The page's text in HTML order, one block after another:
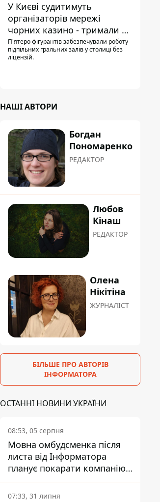
У Києві судитимуть
організаторів мережі
чорних казино - тримали 39
закладів
П'ятеро фігурантів забезпечували роботу
підпільних гральних залів у столиці без
ліцензій.
НАШІ АВТОРИ
Богдан
Пономаренко
РЕДАКТОР
Любов
Кінаш
РЕДАКТОР
Олена
Нікітіна
ЖУРНАЛІСТ
БІЛЬШЕ ПРО АВТОРІВ
ІНФОРМАТОРА
ОСТАННІ НОВИНИ УКРАЇНИ
08:53, 05 серпня
Мовна омбудсменка після
листа від Інформатора
планує покарати компанію-
підрядника ПриватБанку
07:33, 31 липня